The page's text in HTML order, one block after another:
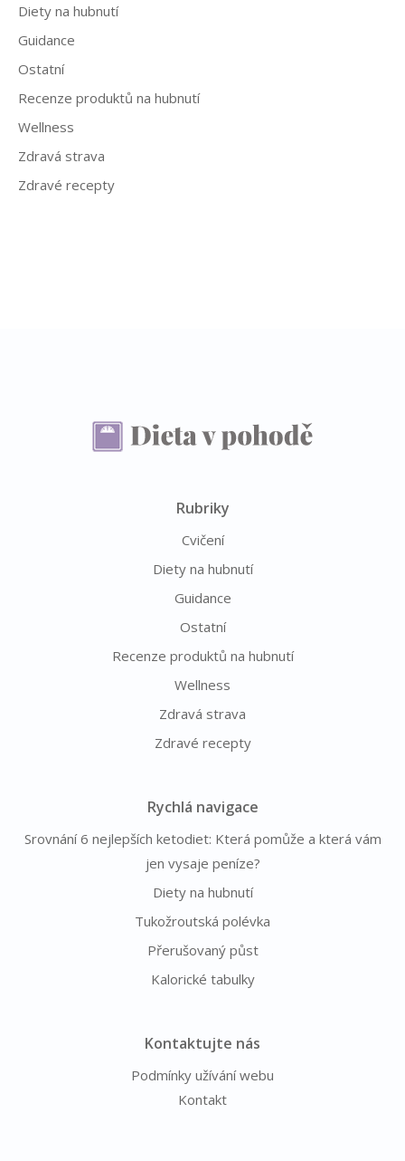
Diety na hubnutí
Guidance
Ostatní
Recenze produktů na hubnutí
Wellness
Zdravá strava
Zdravé recepty
Rubriky
Cvičení
Diety na hubnutí
Guidance
Ostatní
Recenze produktů na hubnutí
Wellness
Zdravá strava
Zdravé recepty
Rychlá navigace
Srovnání 6 nejlepších ketodiet: Která pomůže a která vám
jen vysaje peníze?
Diety na hubnutí
Tukožroutská polévka
Přerušovaný půst
Kalorické tabulky
Kontaktujte nás
Podmínky užívání webu
Kontakt